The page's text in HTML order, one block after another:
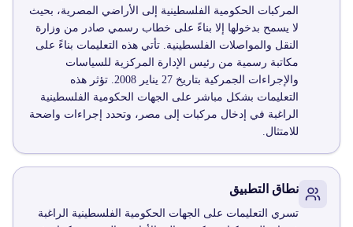
المركبات الحكومية الفلسطينية إلى الأراضي المصرية، بحيث
لا يسمح بدخولها إلا بناءً على خطاب رسمي صادر من وزارة
النقل والمواصلات الفلسطينية. تأتي هذه التعليمات بناءً على
مكاتبة رسمية من رئيس الإدارة المركزية للسياسات
والإجراءات الجمركية بتاريخ 27 يناير 2008. تؤثر هذه
التعليمات بشكل مباشر على الجهات الحكومية الفلسطينية
الراغبة في إدخال مركبات إلى مصر، وتحدد إجراءات واضحة
للامتثال.
نطاق التطبيق
تسري التعليمات على الجهات الحكومية الفلسطينية الراغبة